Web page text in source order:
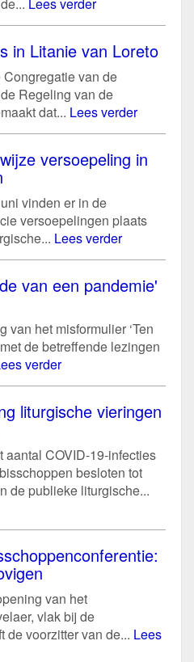
in Litanie van Loreto
van de
Regeling van de
dat... Lees verder
versoepeling in
vinden er in de
versoepelingen plaats
Lees verder
van een pandemie'
van het misformulier ‘Ten
de betreffende lezingen
verder
liturgische vieringen
COVID-19-infecties
besloten tot
de publieke liturgische...
van het
vlak bij de
de voorzitter van de... Lees